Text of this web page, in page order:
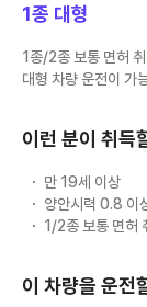
1종 대형
1종/2종 보통 면허
대형 차량 운전이 가
이런 분이 취득
만 19세 이상
양안시력 0.8 이
1/2종 보통 면허
이 차량을 운전